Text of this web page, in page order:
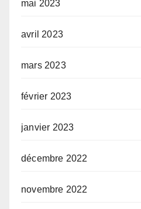
mai 2023
avril 2023
mars 2023
février 2023
janvier 2023
décembre 2022
novembre 2022